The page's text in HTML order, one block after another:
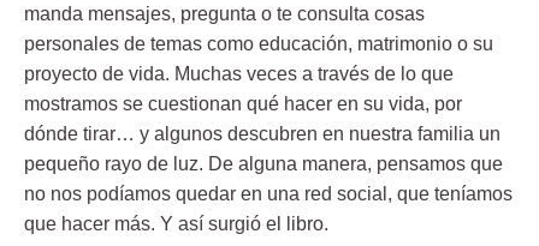
manda mensajes, pregunta o te consulta cosas
personales de temas como educación, matrimonio o su
proyecto de vida. Muchas veces a través de lo que
mostramos se cuestionan qué hacer en su vida, por
dónde tirar… y algunos descubren en nuestra familia un
pequeño rayo de luz. De alguna manera, pensamos que
no nos podíamos quedar en una red social, que teníamos
que hacer más. Y así surgió el libro.